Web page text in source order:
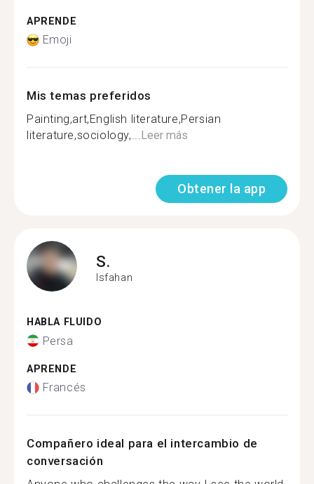
APRENDE
Emoji
Mis temas preferidos
Painting,art,English literature,Persian
literature,sociology,...Leer más
Obtener la app
S.
Isfahan
HABLA FLUIDO
Persa
APRENDE
Francés
Compañero ideal para el intercambio de
conversación